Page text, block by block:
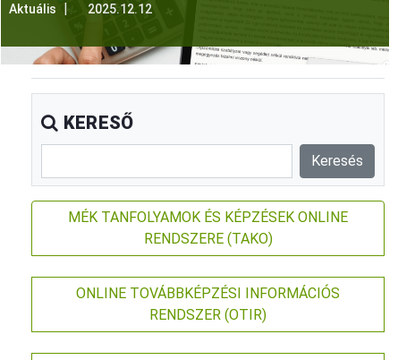
Aktuális 2025.12.12
KERESŐ
MÉK TANFOLYAMOK ÉS KÉPZÉSEK ONLINE
RENDSZERE (TAKO)
ONLINE TOVÁBBKÉPZÉSI INFORMÁCIÓS
RENDSZER (OTIR)